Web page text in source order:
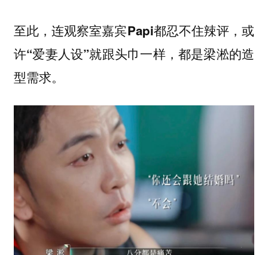
至此，连观察室嘉宾Papi都忍不住辣评，或
许“爱妻人设”就跟头巾一样，都是梁淞的造
型需求。